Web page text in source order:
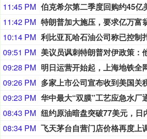
11:45 PM 伯克希尔第二季度回购约45亿
11:42 PM
10:14 PM
09:51 PM
09:28 PM
09:26 PM 多家上市公司宣布收到美国关
09:23 PM 华中最大“双膜”工艺应急水厂
08:43 PM 纽约原油暗盘突破77美元，日
08:34 PM